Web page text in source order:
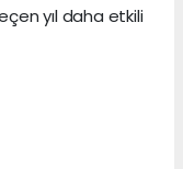
yıl daha etkili